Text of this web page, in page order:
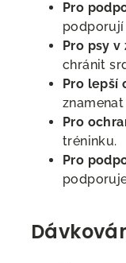
Pro
Pro psy
chránit
Pro lepší
Pro
tréninku.
Pro